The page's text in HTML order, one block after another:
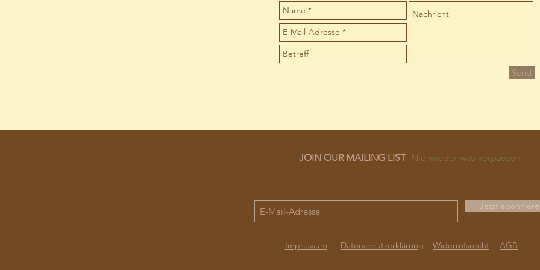
Send
JOIN OUR MAILING LIST Nie wieder was verpassen
Jetzt
Impressum Datenschutzerklärung Widerrufsrecht AGB